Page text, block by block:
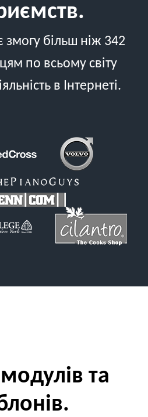
змогу більш ніж 342
по всьому світу
в Інтернеті.
та